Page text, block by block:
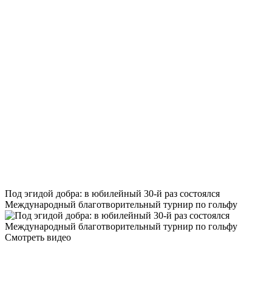
Под эгидой добра: в юбилейный 30-й раз состоялся
Международный благотворительный турнир по гольфу
Смотреть видео